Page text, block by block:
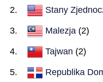
Stany
Malezja (2)
Tajwan (2)
Republika